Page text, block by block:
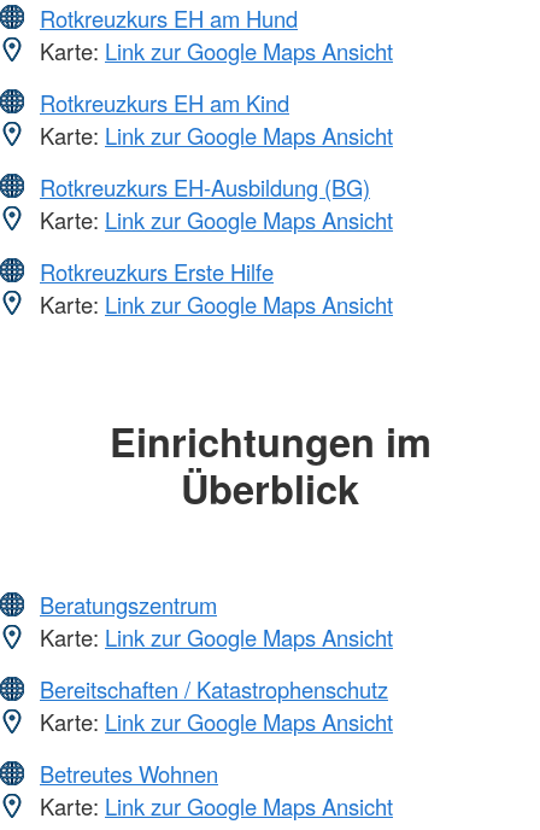
Rotkreuzkurs EH am Hund
Karte: Link zur Google Maps Ansicht
Rotkreuzkurs EH am Kind
Karte: Link zur Google Maps Ansicht
Rotkreuzkurs EH-Ausbildung (BG)
Karte: Link zur Google Maps Ansicht
Rotkreuzkurs Erste Hilfe
Karte: Link zur Google Maps Ansicht
Einrichtungen im
Überblick
Beratungszentrum
Karte: Link zur Google Maps Ansicht
Bereitschaften / Katastrophenschutz
Karte: Link zur Google Maps Ansicht
Betreutes Wohnen
Karte: Link zur Google Maps Ansicht